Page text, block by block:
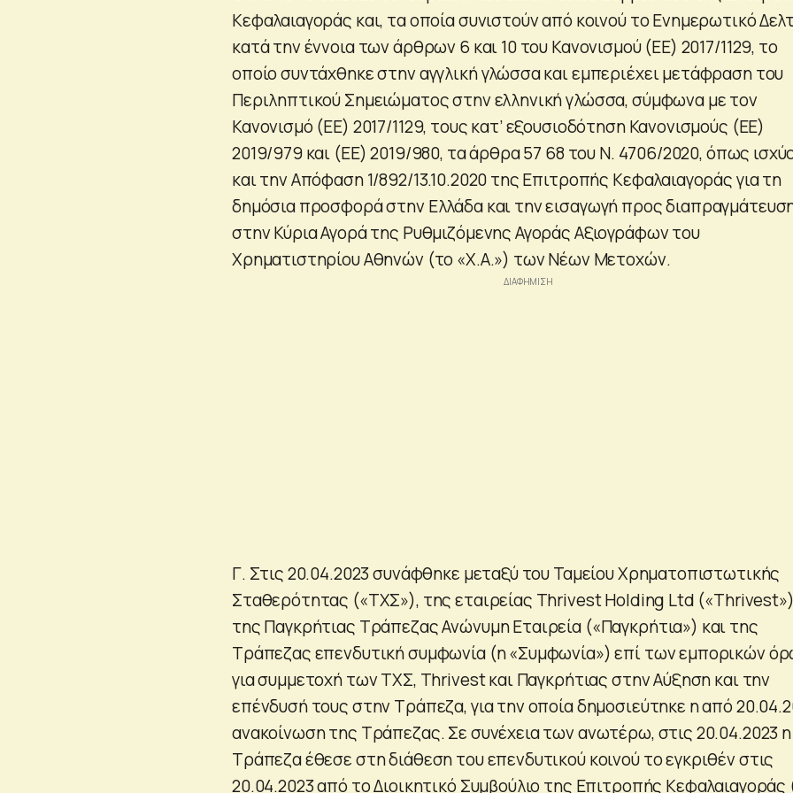
Κεφαλαιαγοράς και, τα οποία συνιστούν από κοινού το Ενημερωτικό
κατά την έννοια των άρθρων 6 και 10 του Κανονισμού (ΕΕ) 2017/1129, το
οποίο συντάχθηκε στην αγγλική γλώσσα και εμπεριέχει μετάφραση του
Περιληπτικού Σημειώματος στην ελληνική γλώσσα, σύμφωνα με τον
Κανονισμό (EE) 2017/1129, τους κατ’ εξουσιοδότηση Κανονισμούς (EE)
2019/979 και (ΕΕ) 2019/980, τα άρθρα 57 68 του Ν. 4706/2020, όπως
και την Απόφαση 1/892/13.10.2020 της Επιτροπής Κεφαλαιαγοράς για τη
δημόσια προσφορά στην Ελλάδα και την εισαγωγή προς
στην Κύρια Αγορά της Ρυθμιζόμενης Αγοράς Αξιογράφων του
Χρηματιστηρίου Αθηνών (το «Χ.Α.») των Νέων Μετοχών.
Γ. Στις 20.04.2023 συνάφθηκε μεταξύ του Ταμείου Χρηματοπιστωτικής
Σταθερότητας («ΤΧΣ»), της εταιρείας Thrivest Holding Ltd
της Παγκρήτιας Τράπεζας Ανώνυμη Εταιρεία («Παγκρήτια») και της
Τράπεζας επενδυτική συμφωνία (η «Συμφωνία») επί των εμπορικών
για συμμετοχή των ΤΧΣ, Thrivest και Παγκρήτιας στην Αύξηση και την
επένδυσή τους στην Τράπεζα, για την οποία δημοσιεύτηκε η από
ανακοίνωση της Τράπεζας. Σε συνέχεια των ανωτέρω, στις 20.04.2023 η
Τράπεζα έθεσε στη διάθεση του επενδυτικού κοινού το εγκριθέν στις
20.04.2023 από το Διοικητικό Συμβούλιο της Επιτροπής Κεφαλαιαγοράς